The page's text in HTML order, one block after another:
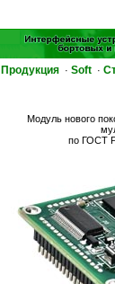
Продукция · Soft ·
Модуль нового
по ГОСТ